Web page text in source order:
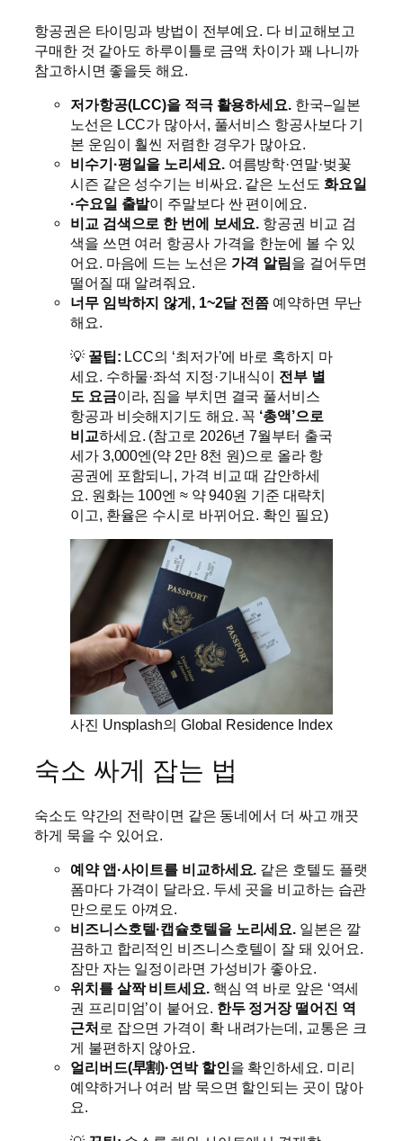
항공권은 타이밍과 방법이 전부예요. 다 비교해보고
구매한 것 같아도 하루이틀로 금액 차이가 꽤 나니까
참고하시면 좋을듯 해요.
저가항공(LCC)을 적극 활용하세요. 한국–일본
노선은 LCC가 많아서, 풀서비스 항공사보다 기
본 운임이 훨씬 저렴한 경우가 많아요.
비수기·평일을 노리세요.여름방학·연말·벚꽃
시즌 같은 성수기는 비싸요. 같은 노선도 화요일
·수요일 출발이 주말보다 싼 편이에요.
비교 검색으로 한 번에 보세요. 항공권 비교 검
색을 쓰면 여러 항공사 가격을 한눈에 볼 수 있
어요. 마음에 드는 노선은 가격 알림을 걸어두면
떨어질 때 알려줘요.
너무 임박하지 않게, 1~2달 전쯤 예약하면 무난
해요.
💡 꿀팁: LCC의 ‘최저가’에 바로 혹하지 마
세요. 수하물·좌석 지정·기내식이 전부 별
도 요금이라, 짐을 부치면 결국 풀서비스
항공과 비슷해지기도 해요. 꼭 ‘총액’으로
비교하세요. (참고로 2026년 7월부터 출국
세가 3,000엔(약 2만 8천 원)으로 올라 항
공권에 포함되니, 가격 비교 때 감안하세
요. 원화는 100엔 ≈ 약 940원 기준 대략치
이고, 환율은 수시로 바뀌어요. 확인 필요)
사진 Unsplash의 Global Residence Index
숙소 싸게 잡는 법
숙소도 약간의 전략이면 같은 동네에서 더 싸고 깨끗
하게 묵을 수 있어요.
예약 앱·사이트를 비교하세요. 같은 호텔도 플랫
폼마다 가격이 달라요. 두세 곳을 비교하는 습관
만으로도 아껴요.
비즈니스호텔·캡슐호텔을 노리세요. 일본은 깔
끔하고 합리적인 비즈니스호텔이 잘 돼 있어요.
잠만 자는 일정이라면 가성비가 좋아요.
위치를 살짝 비트세요.핵심 역 바로 앞은 ‘역세
권 프리미엄’이 붙어요. 한두 정거장 떨어진 역
근처 로 잡으면 가격이 확 내려가는데, 교통은 크
게 불편하지 않아요.
얼리버드(早割)·연박 할인을 확인하세요. 미리
예약하거나 여러 밤 묵으면 할인되는 곳이 많아
요.